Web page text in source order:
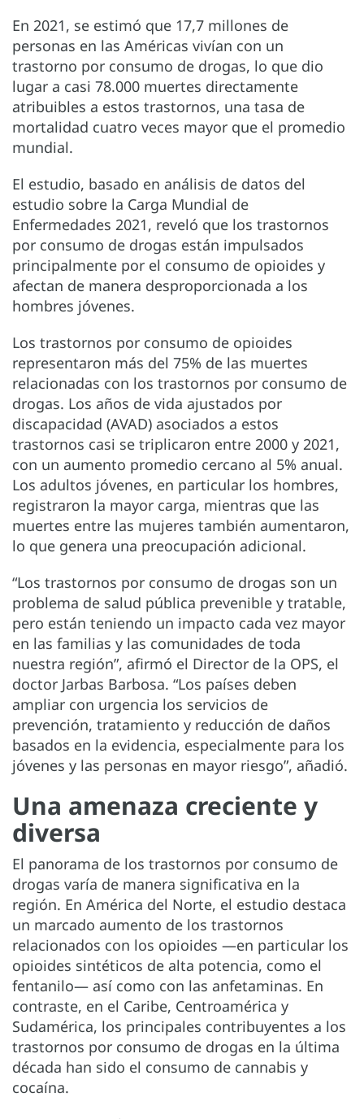
En 2021, se estimó que 17,7 millones de
personas en las Américas vivían con un
trastorno por consumo de drogas, lo que dio
lugar a casi 78.000 muertes directamente
atribuibles a estos trastornos, una tasa de
mortalidad cuatro veces mayor que el promedio
mundial.
El estudio, basado en análisis de datos del
estudio sobre la Carga Mundial de
Enfermedades 2021, reveló que los trastornos
por consumo de drogas están impulsados
principalmente por el consumo de opioides y
afectan de manera desproporcionada a los
hombres jóvenes.
Los trastornos por consumo de opioides
representaron más del 75% de las muertes
relacionadas con los trastornos por consumo de
drogas. Los años de vida ajustados por
discapacidad (AVAD) asociados a estos
trastornos casi se triplicaron entre 2000 y 2021,
con un aumento promedio cercano al 5% anual.
Los adultos jóvenes, en particular los hombres,
registraron la mayor carga, mientras que las
muertes entre las mujeres también aumentaron,
lo que genera una preocupación adicional.
“Los trastornos por consumo de drogas son un
problema de salud pública prevenible y tratable,
pero están teniendo un impacto cada vez mayor
en las familias y las comunidades de toda
nuestra región”, afirmó el Director de la OPS, el
doctor Jarbas Barbosa. “Los países deben
ampliar con urgencia los servicios de
prevención, tratamiento y reducción de daños
basados en la evidencia, especialmente para los
jóvenes y las personas en mayor riesgo”, añadió.
Una amenaza creciente y
diversa
El panorama de los trastornos por consumo de
drogas varía de manera significativa en la
región. En América del Norte, el estudio destaca
un marcado aumento de los trastornos
relacionados con los opioides —en particular los
opioides sintéticos de alta potencia, como el
fentanilo— así como con las anfetaminas. En
contraste, en el Caribe, Centroamérica y
Sudamérica, los principales contribuyentes a los
trastornos por consumo de drogas en la última
década han sido el consumo de cannabis y
cocaína.